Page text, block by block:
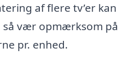
af flere tv’er kan
så vær opmærksom på
pr. enhed.